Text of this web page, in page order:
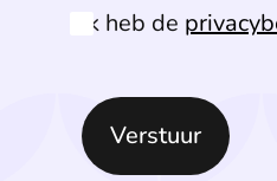
Ik heb de